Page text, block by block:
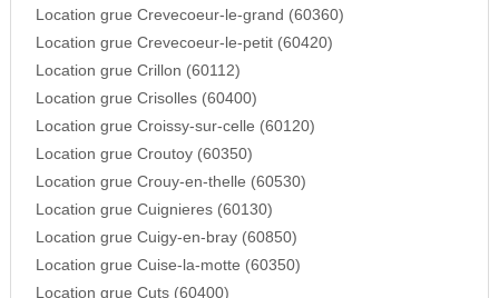
Location grue Crevecoeur-le-grand (60360)
Location grue Crevecoeur-le-petit (60420)
Location grue Crillon (60112)
Location grue Crisolles (60400)
Location grue Croissy-sur-celle (60120)
Location grue Croutoy (60350)
Location grue Crouy-en-thelle (60530)
Location grue Cuignieres (60130)
Location grue Cuigy-en-bray (60850)
Location grue Cuise-la-motte (60350)
Location grue Cuts (60400)